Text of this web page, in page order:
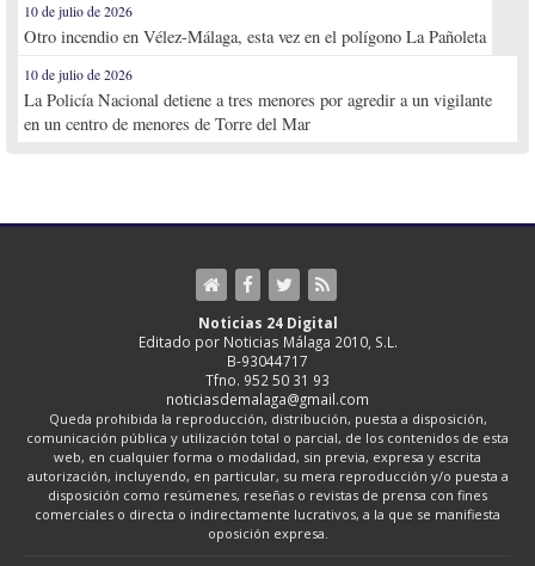
10 de julio de 2026
Otro incendio en Vélez-Málaga, esta vez en el polígono La Pañoleta
10 de julio de 2026
La Policía Nacional detiene a tres menores por agredir a un vigilante
en un centro de menores de Torre del Mar
Noticias 24 Digital
Editado por Noticias Málaga 2010, S.L.
B-93044717
Tfno. 952 50 31 93
noticiasdemalaga@gmail.com
Queda prohibida la reproducción, distribución, puesta a disposición,
comunicación pública y utilización total o parcial, de los contenidos de esta
web, en cualquier forma o modalidad, sin previa, expresa y escrita
autorización, incluyendo, en particular, su mera reproducción y/o puesta a
disposición como resúmenes, reseñas o revistas de prensa con fines
comerciales o directa o indirectamente lucrativos, a la que se manifiesta
oposición expresa.